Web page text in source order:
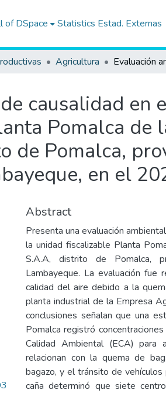
of DSpace Statistics Estad. Externas
Agricultura
causalidad en
Pomalca
de Pomalca,
en el
Abstract
Presenta una evaluación
la unidad fiscalizable Planta
S.A.A, distrito de Pomalca,
Lambayeque. La evaluación fue
calidad del aire debido a la
planta industrial de la Empresa
conclusiones señalan que una
Pomalca registró
Calidad Ambiental (ECA) para
relacionan con la quema de
bagazo, y el tránsito de
caña determinó que siete